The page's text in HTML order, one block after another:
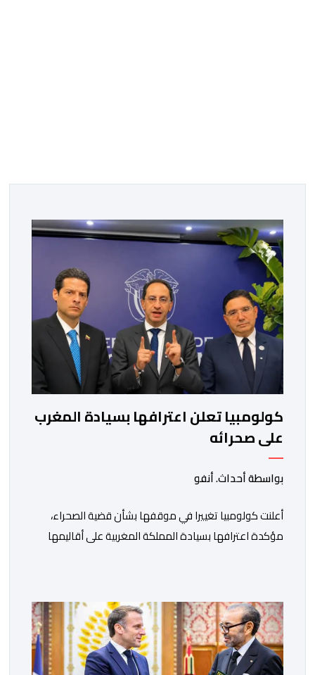
كولومبيا تعلن اعترافها بسيادة المغرب
على صحرائه
بواسطة أحداث. أنفو
أعلنت كولومبيا تغييرا في موقفها بشأن قضية الصحراء،
مؤكدة اعترافها بسيادة المملكة المغربية على أقاليمها
الافريقي والمغاربة المقيمين بالخارج، ناصر بوريطة، ونائب
رئيس جمهورية كولومبيا، خوسيه مانويل ريستريبو، بحضور
وزير العلاقات الخارجية عمر بولا إسكوبار. وبهذه المناسبة،
أكد السيد […]